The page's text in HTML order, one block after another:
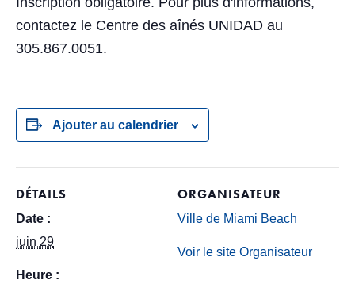
contactez le Centre des aînés UNIDAD au
305.867.0051.
Ajouter au calendrier
DÉTAILS
Date :
juin 29
Heure :
ORGANISATEUR
Ville de Miami Beach
Voir le site Organisateur